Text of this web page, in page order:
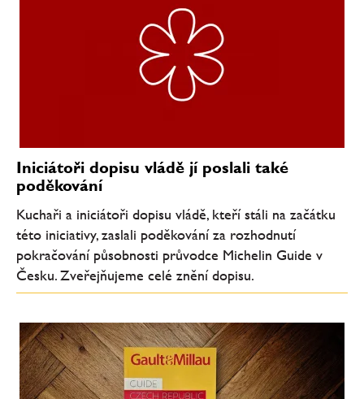
Iniciátoři dopisu vládě jí poslali také
poděkování
Kuchaři a iniciátoři dopisu vládě, kteří stáli na začátku
této iniciativy, zaslali poděkování za rozhodnutí
pokračování působnosti průvodce Michelin Guide v
Česku. Zveřejňujeme celé znění dopisu.